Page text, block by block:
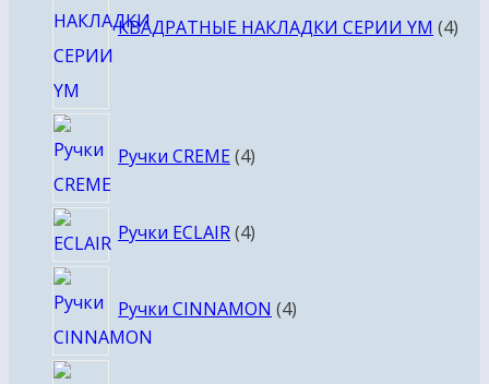
КВАДРАТНЫЕ НАКЛАДКИ СЕРИИ YM 4
Ручки CREME 4товара
Ручки ECLAIR 44
Ручки CINNAMON 4товара